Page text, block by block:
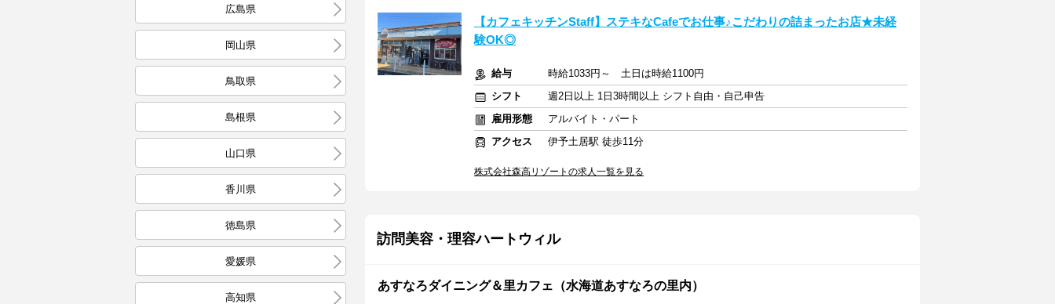
広島県
岡山県
鳥取県
島根県
山口県
香川県
徳島県
愛媛県
高知県
【カフェキッチンStaff】ステキなCafeでお仕事♪こだわりの詰まったお店★未経
験OK◎
給与
時給1033円～ 土日は時給1100円
シフト
週2日以上 1日3時間以上 シフト自由・自己申告
雇用形態
アルバイト・パート
アクセス
伊予土居駅 徒歩11分
株式会社森高リゾートの求人一覧を見る
訪問美容・理容ハートウィル
あすなろダイニング＆里カフェ（水海道あすなろの里内）